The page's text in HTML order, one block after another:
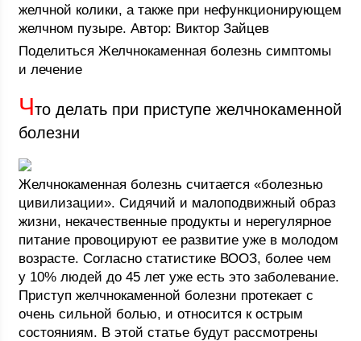
желчной колики, а также при нефункционирующем
желчном пузыре. Автор: Виктор Зайцев
Поделиться Желчнокаменная болезнь симптомы
и лечение
Что делать при приступе желчнокаменной
болезни
Желчнокаменная болезнь считается «болезнью
цивилизации». Сидячий и малоподвижный образ
жизни, некачественные продукты и нерегулярное
питание провоцируют ее развитие уже в молодом
возрасте. Согласно статистике ВООЗ, более чем
у 10% людей до 45 лет уже есть это заболевание.
Приступ желчнокаменной болезни протекает с
очень сильной болью, и относится к острым
состояниям. В этой статье будут рассмотрены